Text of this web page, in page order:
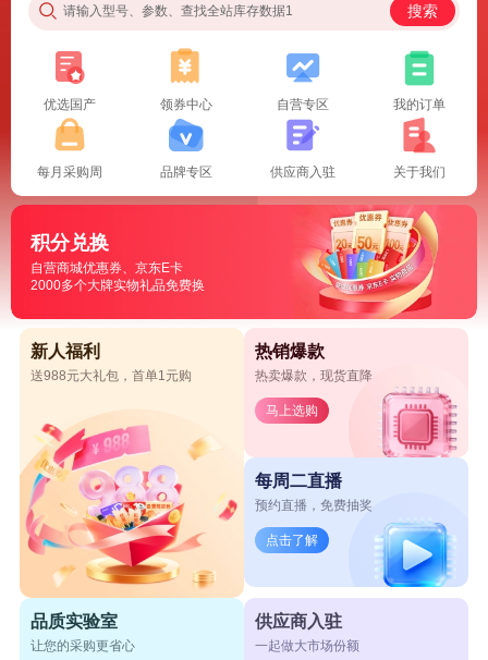
请输入型号、参数、查找全站库存数据1 搜索
优选国产 领券中心 自营专区 我的订单
每月采购周 品牌专区 供应商入驻 关于我们
积分兑换
自营商城优惠券、京东E卡
2000多个大牌实物礼品免费换
新人福利
送988元大礼包，首单1元购
热销爆款
热卖爆款，现货直降
马上选购
每周二直播
预约直播，免费抽奖
点击了解
品质实验室
让您的采购更省心
供应商入驻
一起做大市场份额